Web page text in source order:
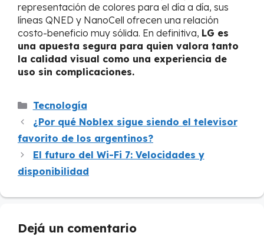
representación de colores para el día a día, sus
líneas QNED y NanoCell ofrecen una relación
costo-beneficio muy sólida. En definitiva, LG es
una apuesta segura para quien valora tanto
la calidad visual como una experiencia de
uso sin complicaciones.
Categorías
Tecnología
¿Por qué Noblex sigue siendo el televisor
favorito de los argentinos?
El futuro del Wi-Fi 7: Velocidades y
disponibilidad
Dejá un comentario